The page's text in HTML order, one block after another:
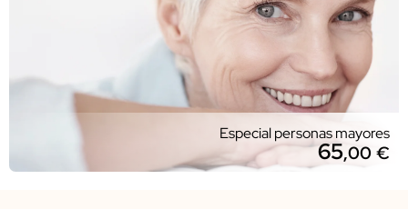
Especial personas mayores
65,00€